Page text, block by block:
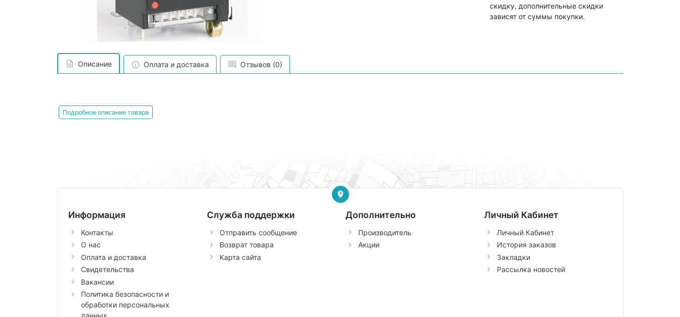
скидку, дополнительные скидки
зависят от суммы покупки.
Описание Оплата и доставка Отзывов (0)
Подробное описание товара
Информация
Контакты
О нас
Оплата и доставка
Свидетельства
Вакансии
Политика безопасности и
обработки персональных
данных
Служба поддержки
Отправить сообщение
Возврат товара
Карта сайта
Дополнительно
Производитель
Акции
Личный Кабинет
Личный Кабинет
История заказов
Закладки
Рассылка новостей